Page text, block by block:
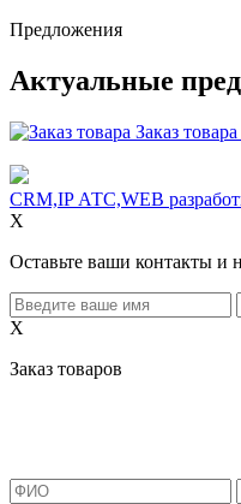
Предложения
Актуальные
Заказ товара
CRM,IP АТС,WEB
X
Оставьте ваши контакты и
X
Заказ товаров